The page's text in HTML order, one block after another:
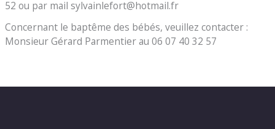
52 ou par mail sylvainlefort@hotmail.fr
Concernant le baptême des bébés, veuillez contacter :
Monsieur Gérard Parmentier au 06 07 40 32 57